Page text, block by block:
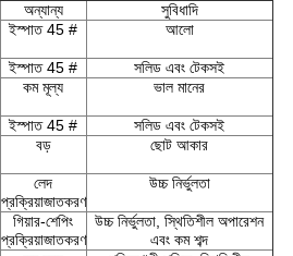
অন্যান্য
সুবিধাদি
ইস্পাত 45 # আলো
ইস্পাত 45 #
সলিড এবং টেকসই
কম মূল্য ভাল মানের
ইস্পাত 45 #
সলিড এবং টেকসই
বড় ছোট আকার
লেদ
প্রক্রিয়াজাতকরণ
উচ্চ নির্ভুলতা
গিয়ার-শেপিং
প্রক্রিয়াজাতকরণ
উচ্চ নির্ভুলতা, স্থিতিশীল অপারেশন
এবং কম শব্দ